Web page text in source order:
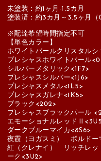
未塗装：約1ヶ月-1.5カ月
塗装済：約3カ月～3.5ヶ月（
※配達希望時間指定不可
【単色カラー】
ホワイトパールクリスタル
プレシャスホワイトパール
シルバーメタリック<1F7>
プレシャスシルバー<1J6>
プレシャスメタル<1L5>
プレシャスガレナ<1K5>
ブラック<202>
プレシャスブラックパール
エモーショナルレッド
ダークブルーマイカ<8S6>
夜霞（ヨガスミ） ボルドー
紅（クレナイ） リッチレッ
ーク<3U2>